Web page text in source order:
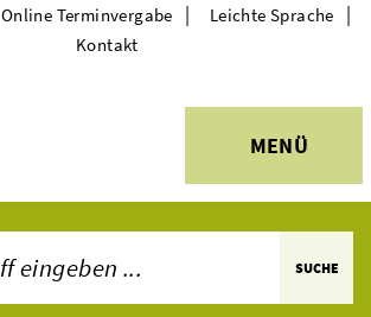
MENÜ
Online Terminvergabe | Leichte Sprache |
Kontakt
SUCHE